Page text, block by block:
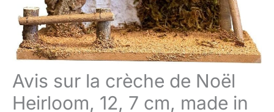
Avis sur la crèche de Noël
Heirloom, 12, 7 cm, made in